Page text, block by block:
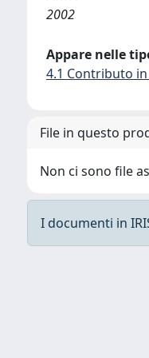
2002
Appare nelle
4.1 Contributo
File in questo
Non ci sono file
I documenti in